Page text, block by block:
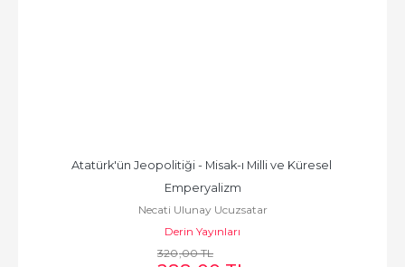
Atatürk'ün Jeopolitiği - Misak-ı Milli ve Küresel
Emperyalizm
Necati Ulunay Ucuzsatar
Derin Yayınları
320,00TL